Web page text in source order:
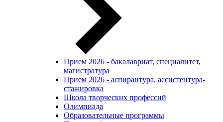
Прием 2026 - бакалавриат, специалитет,
магистратура
Прием 2026 - аспирантура, ассистентура-
стажировка
Школа творческих профессий
Олимпиада
Образовательные программы